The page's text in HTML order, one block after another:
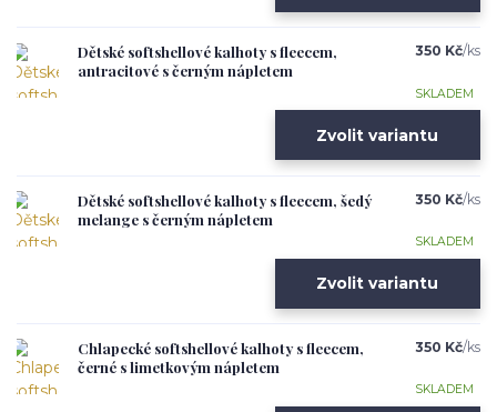
Dětské softshellové kalhoty s fleecem,
antracitové s černým nápletem
350 Kč/ks
SKLADEM
Zvolit variantu
Dětské softshellové kalhoty s fleecem, šedý
melange s černým nápletem
350 Kč/ks
SKLADEM
Zvolit variantu
Chlapecké softshellové kalhoty s fleecem,
černé s limetkovým nápletem
350 Kč/ks
SKLADEM